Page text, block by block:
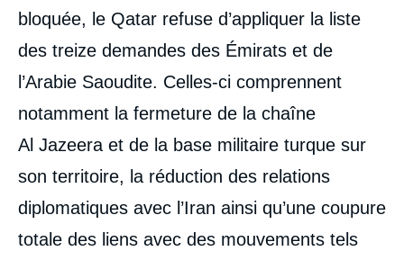
bloquée, le Qatar refuse d’appliquer la liste
des treize demandes des Émirats et de
l’Arabie Saoudite. Celles-ci comprennent
notamment la fermeture de la chaîne
Al Jazeera et de la base militaire turque sur
son territoire, la réduction des relations
diplomatiques avec l’Iran ainsi qu’une coupure
totale des liens avec des mouvements tels